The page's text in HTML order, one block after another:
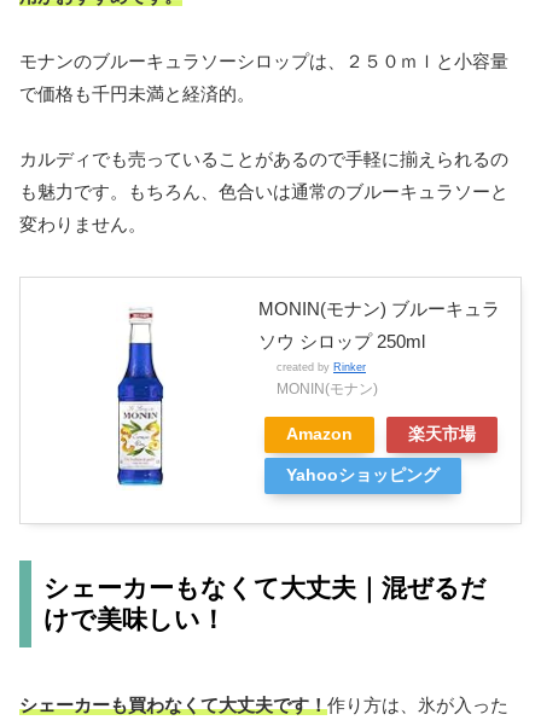
モナンのブルーキュラソーシロップは、２５０ｍｌと小容量
で価格も千円未満と経済的。
カルディでも売っていることがあるので手軽に揃えられるの
も魅力です。もちろん、色合いは通常のブルーキュラソーと
変わりません。
MONIN(モナン) ブルーキュラ
ソウ シロップ 250ml
created by Rinker
MONIN(モナン)
Amazon 楽天市場
Yahooショッピング
シェーカーもなくて大丈夫｜混ぜるだ
けで美味しい！
シェーカーも買わなくて大丈夫です！作り方は、氷が入った